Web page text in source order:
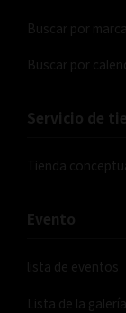
Buscar por marca
Buscar por
Servicio de
Tienda
Evento
lista de eventos
Lista de la